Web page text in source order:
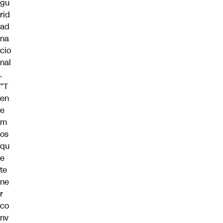
gu
rid
ad
na
cio
nal
.
“T
en
e
m
os
qu
e
te
ne
r
co
nv